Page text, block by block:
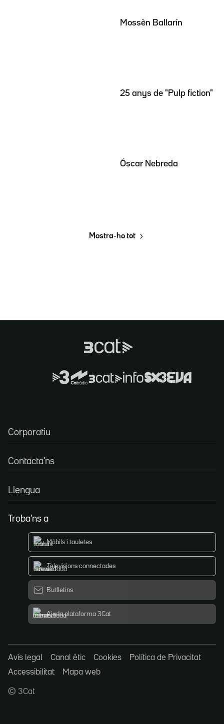
Mossèn Ballarín
25 anys de "Pulp fiction"
Óscar Nebreda
Mostra-ho tot
Corporatiu
Contacta'ns
Llengua
Troba'ns a
Mòbils i tauletes
Televisions connectades
Butlletins
Ajuda plataforma 3Cat
Avís legal Canal ètic Cookies
Política de Privacitat
Accessibilitat
Mapa web
© 3Cat